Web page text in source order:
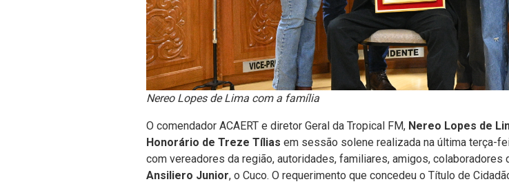
Nereo Lopes de Lima com a família
O comendador ACAERT e diretor Geral da Tropical FM, Nereo Lopes de
Honorário de Treze Tílias em sessão solene realizada na última terça-
com vereadores da região, autoridades, familiares, amigos,
Ansiliero Junior, o Cuco. O requerimento que concedeu o Título de